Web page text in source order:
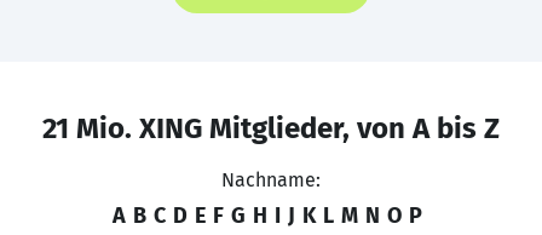
21 Mio. XING Mitglieder, von A bis Z
Nachname:
A B C D E F G H I J K L M N O P